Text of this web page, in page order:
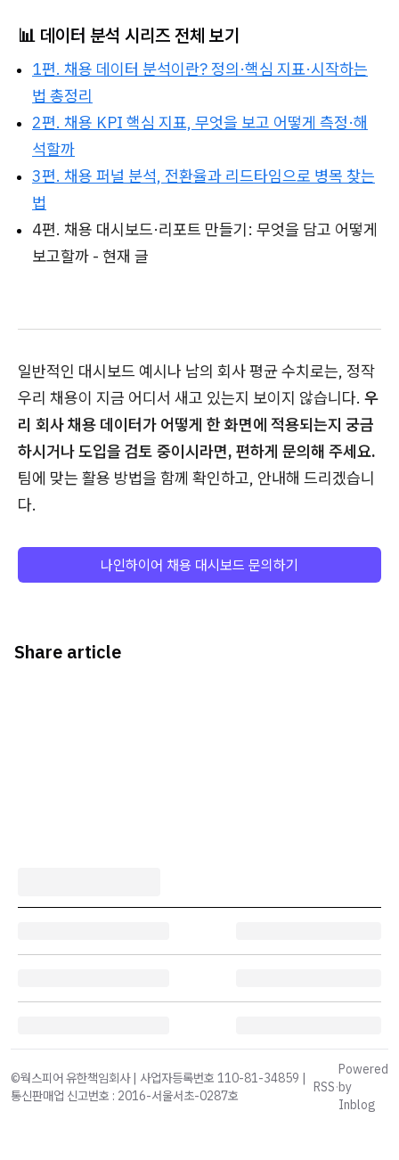
📊 데이터 분석 시리즈 전체 보기
1편. 채용 데이터 분석이란? 정의·핵심 지표·시작하는
법 총정리
2편. 채용 KPI 핵심 지표, 무엇을 보고 어떻게 측정·해
석할까
3편. 채용 퍼널 분석, 전환율과 리드타임으로 병목 찾는
법
4편. 채용 대시보드·리포트 만들기: 무엇을 담고 어떻게
보고할까 - 현재 글
일반적인 대시보드 예시나 남의 회사 평균 수치로는, 정작
우리 채용이 지금 어디서 새고 있는지 보이지 않습니다. 우
리 회사 채용 데이터가 어떻게 한 화면에 적용되는지 궁금
하시거나 도입을 검토 중이시라면, 편하게 문의해 주세요.
팀에 맞는 활용 방법을 함께 확인하고, 안내해 드리겠습니
다.
나인하이어 채용 대시보드 문의하기
Share article
©웍스피어 유한책임회사 | 사업자등록번호 110-81-34859 |
통신판매업 신고번호 : 2016-서울서초-0287호
RSS·
Powered
by
Inblog